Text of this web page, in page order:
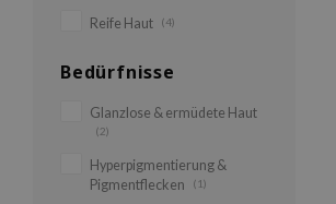
Reife Haut (4)
Bedürfnisse
Glanzlose & ermüdete Haut
(2)
Hyperpigmentierung &
Pigmentflecken
(1)